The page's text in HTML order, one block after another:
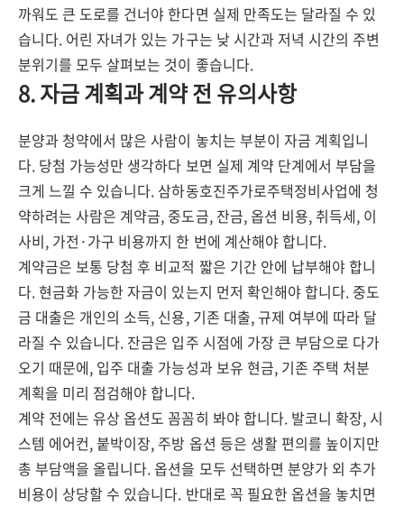
까워도 큰 도로를 건너야 한다면 실제 만족도는 달라질 수 있
습니다. 어린 자녀가 있는 가구는 낮 시간과 저녁 시간의 주변
분위기를 모두 살펴보는 것이 좋습니다.
8. 자금 계획과 계약 전 유의사항
분양과 청약에서 많은 사람이 놓치는 부분이 자금 계획입니
다. 당첨 가능성만 생각하다 보면 실제 계약 단계에서 부담을
크게 느낄 수 있습니다. 삼하동호진주가로주택정비사업에 청
약하려는 사람은 계약금, 중도금, 잔금, 옵션 비용, 취득세, 이
사비, 가전·가구 비용까지 한 번에 계산해야 합니다.
계약금은 보통 당첨 후 비교적 짧은 기간 안에 납부해야 합니
다. 현금화 가능한 자금이 있는지 먼저 확인해야 합니다. 중도
금 대출은 개인의 소득, 신용, 기존 대출, 규제 여부에 따라 달
라질 수 있습니다. 잔금은 입주 시점에 가장 큰 부담으로 다가
오기 때문에, 입주 대출 가능성과 보유 현금, 기존 주택 처분
계획을 미리 점검해야 합니다.
계약 전에는 유상 옵션도 꼼꼼히 봐야 합니다. 발코니 확장, 시
스템 에어컨, 붙박이장, 주방 옵션 등은 생활 편의를 높이지만
총 부담액을 올립니다. 옵션을 모두 선택하면 분양가 외 추가
비용이 상당할 수 있습니다. 반대로 꼭 필요한 옵션을 놓치면